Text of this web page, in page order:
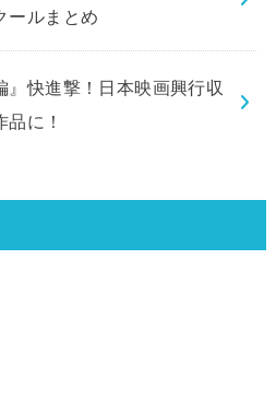
ールまとめ
快進撃！日本映画興行収
に！